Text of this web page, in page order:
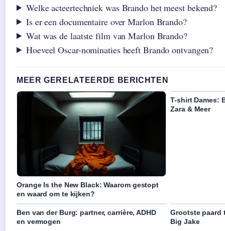
Welke acteertechniek was Brando het meest bekend?
Is er een documentaire over Marlon Brando?
Wat was de laatste film van Marlon Brando?
Hoeveel Oscar-nominaties heeft Brando ontvangen?
MEER GERELATEERDE BERICHTEN
Orange Is the New Black: Waarom gestopt
en waard om te kijken?
T-shirt Dames:
Zara & Meer
Ben van der Burg: partner, carrière, ADHD
en vermogen
Grootste paard
Big Jake